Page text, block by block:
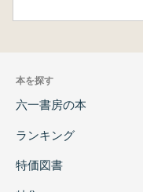
本を探す
六一書房の本
ランキング
特価図書